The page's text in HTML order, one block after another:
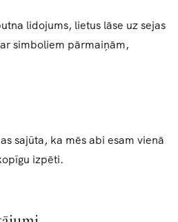
lidojums, lietus lāse uz sejas
simboliem pārmaiņām,
sajūta, ka mēs abi esam vienā
izpēti.